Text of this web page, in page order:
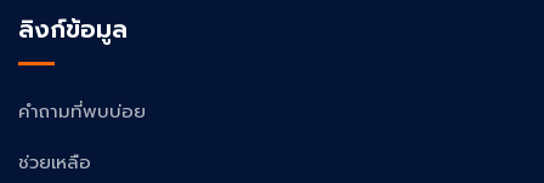
ลิงก์ข้อมูล
คำถามที่พบบ่อย
ช่วยเหลือ